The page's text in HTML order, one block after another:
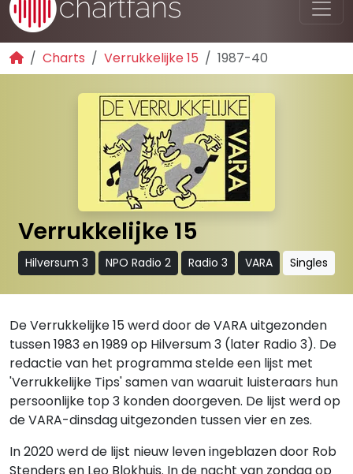
Charts Verrukkelijke 15 1987-40
Verrukkelijke 15
Hilversum 3 NPO Radio 2 Radio 3 VARA Singles
De Verrukkelijke 15 werd door de VARA uitgezonden
tussen 1983 en 1989 op Hilversum 3 (later Radio 3). De
redactie van het programma stelde een lijst met
'Verrukkelijke Tips' samen van waaruit luisteraars hun
persoonlijke top 3 konden doorgeven. De lijst werd op
de VARA-dinsdag uitgezonden tussen vier en zes.
In 2020 werd de lijst nieuw leven ingeblazen door Rob